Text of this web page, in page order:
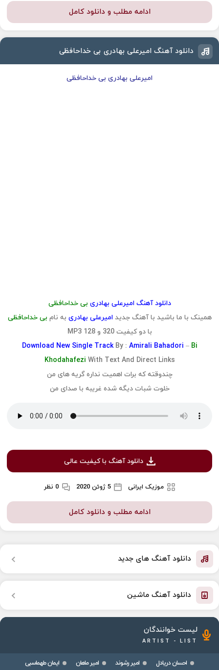
ادامه مطلب و دانلود کامل
دانلود آهنگ امیرعلی بهادری بی خداحافظی
امیرعلی بهادری بی خداحافظی
دانلود آهنگ امیرعلی بهادری بی خداحافظی
همینک با ما باشید با آهنگ جدیدامیرعلی بهادری به نام بی خداحافظی
با دو کیفیت 320 و 128 MP3
Download New Single Track By : Amirali Bahadori – Bi
Khodahafezi With Text And Direct Links
چندوقته که برات اهمیت نداره گریه های من
خلوت شبات دیگه شده غریبه با صدای من
دانلود آهنگ با کیفیت عالی
موزیک ایرانی 5 ژوئن 2020 0 نظر
ادامه مطلب و دانلود کامل
دانلود آهنگ های جدید
دانلود آهنگ ماشین
لیست خوانندگان
ARTIST - LIST
احسان دریادل امیر رشوند امیر ماهان
ایمان طهماسبی